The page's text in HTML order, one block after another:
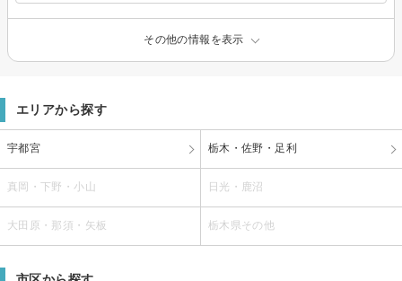
その他の情報を表示
エリアから探す
宇都宮 栃木・佐野・足利
真岡・下野・小山 日光・鹿沼
大田原・那須・矢板 栃木県その他